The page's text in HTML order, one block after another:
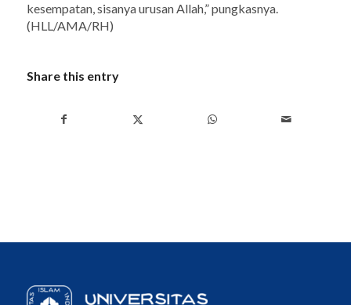
kesempatan, sisanya urusan Allah,” pungkasnya.
(HLL/AMA/RH)
Share this entry